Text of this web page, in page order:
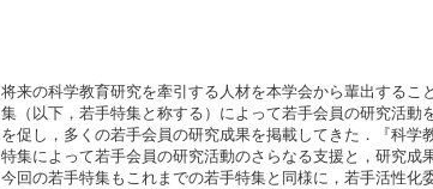
将来の科学教育研究を牽引する人材を本学会から輩出する
集（以下，若手特集と称する）によって若手会員の研究活
を促し，多くの若手会員の研究成果を掲載してきた．『科
特集によって若手会員の研究活動のさらなる支援と，研究成
今回の若手特集もこれまでの若手特集と同様に，若手活性